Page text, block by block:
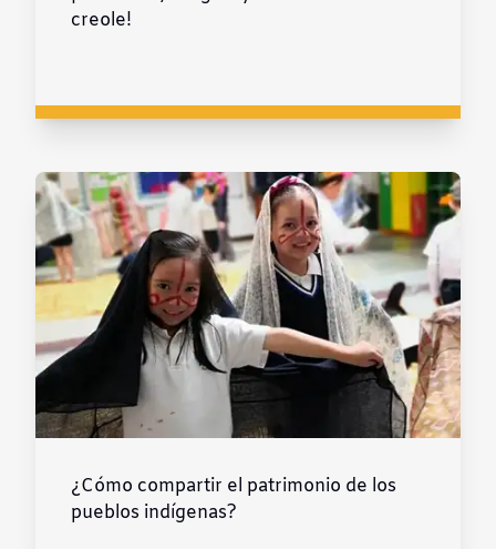
creole!
¿Cómo compartir el patrimonio de los
pueblos indígenas?